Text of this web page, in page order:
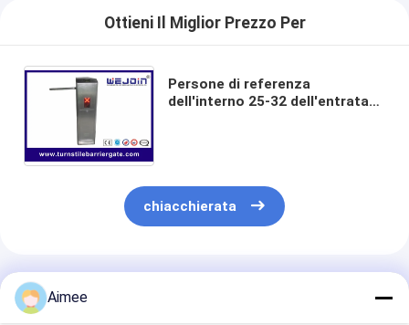
Ottieni Il Miglior Prezzo Per
Persone di referenza
dell'interno 25-32 dell'entrata
chiacchierata
Prodotti Raccomandati
Aimee